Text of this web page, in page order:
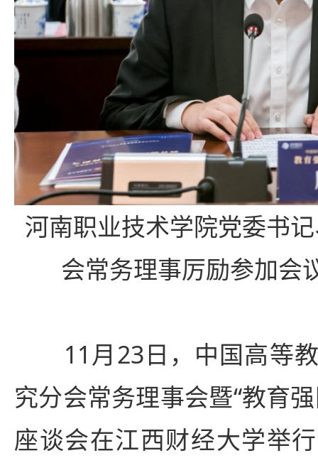
河南职业技术学院党委书
会常务理事厉励参加会
11月23日，中国高等教
究分会常务理事会暨“教育
座谈会在江西财经大学举